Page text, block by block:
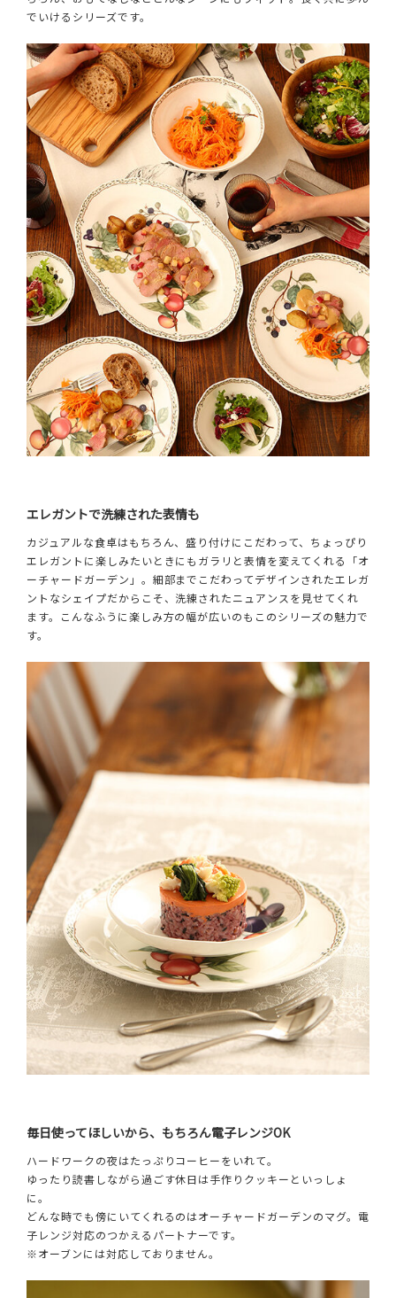
でいけるシリーズです。
エレガントで洗練された表情も
カジュアルな食卓はもちろん、盛り付けにこだわって、ちょっぴり
エレガントに楽しみたいときにもガラリと表情を変えてくれる「オ
ーチャードガーデン」。細部までこだわってデザインされたエレガ
ントなシェイプだからこそ、洗練されたニュアンスを見せてくれ
ます。こんなふうに楽しみ方の幅が広いのもこのシリーズの魅力で
す。
毎日使ってほしいから、もちろん電子レンジOK
ハードワークの夜はたっぷりコーヒーをいれて。
ゆったり読書しながら過ごす休日は手作りクッキーといっしょ
に。
どんな時でも傍にいてくれるのはオーチャードガーデンのマグ。電
子レンジ対応のつかえるパートナーです。
※オーブンには対応しておりません。